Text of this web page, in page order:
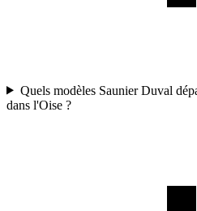
Quels modèles Saunier Duval
dans l'Oise ?